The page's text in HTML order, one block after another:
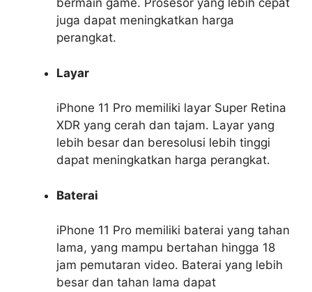
bermain game. Prosesor yang lebih cepat
juga dapat meningkatkan harga
perangkat.
Layar
iPhone 11 Pro memiliki layar Super Retina
XDR yang cerah dan tajam. Layar yang
lebih besar dan beresolusi lebih tinggi
dapat meningkatkan harga perangkat.
Baterai
iPhone 11 Pro memiliki baterai yang tahan
lama, yang mampu bertahan hingga 18
jam pemutaran video. Baterai yang lebih
besar dan tahan lama dapat